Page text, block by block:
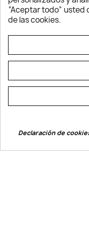
Verano y playa
Vestuario laboral
©
La página dispone de
“Aceptar todo”
de las cookies.
Declaración de